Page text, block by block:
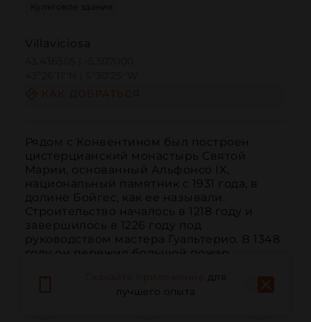
Культовое здание
Villaviciosa
Рядом с Конвентином был построен
цистерцианский монастырь Святой
Марии, основанный Альфонсо IX,
национальный памятник с 1931 года, в
долине Бойгес, как ее называли.
Строительство началось в 1218 году и
завершилось в 1226 году под
руководством мастера Гуальтерио. В 1348
году он пережил большой пожар.
для
лучшего опыта